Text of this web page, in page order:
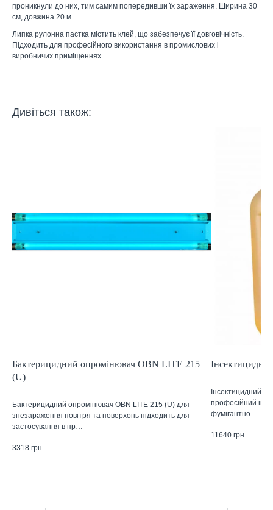
проникнули до них, тим самим попередивши їх зараження. Ширина 30
см, довжина 20 м.
Липка рулонна пастка містить клей, що забезпечує її довговічність.
Підходить для професійного використання в промислових і
виробничих приміщеннях.
Дивіться також:
Бактерицидний опромінювач OBN LITE 215
(U)
Бактерицидний опромінювач OBN LITE 215 (U) для
знезараження повітря та поверхонь підходить для
застосування в пр…
3318 грн.
Інсектицидний
професійний
фумігантно…
11640 грн.